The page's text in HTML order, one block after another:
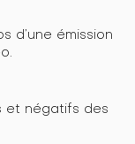
d’une émission
et négatifs des